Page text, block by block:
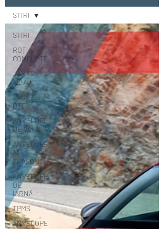
ȘTIRI
ROȚI
COMPLETE
JANTE
ALIAJ
JANTE
OȚEL
ANVELOPE
DE VARĂ
ANVELOPE
ALL
SEASON
ANVELOPE
DE
IARNĂ
TPMS
ANVELOPE
ȘTIRI